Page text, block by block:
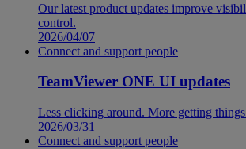
Our latest product updates improve
control.
2026/04/07
Connect and support people
TeamViewer ONE UI updates
Less clicking around. More getting
2026/03/31
Connect and support people